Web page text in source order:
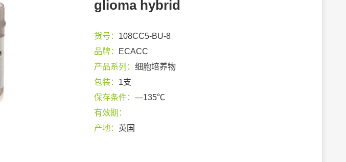
glioma hybrid
货号： 108CC5-BU-8
品牌：
ECACC
产品系列： 细胞培养物
包装： 1支
保存条件： —135℃
有效期：
产地： 英国